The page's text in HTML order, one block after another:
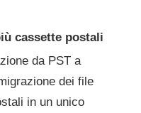
cassette postali
da PST a
dei file
in un unico